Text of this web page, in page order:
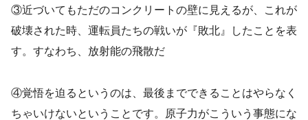
③近づいてもただのコンクリートの壁に見えるが、これが
破壊された時、運転員たちの戦いが『敗北』したことを表
す。すなわち、放射能の飛散だ
④覚悟を迫るというのは、最後までできることはやらなく
ちゃいけないということです。原子力がこういう事態にな